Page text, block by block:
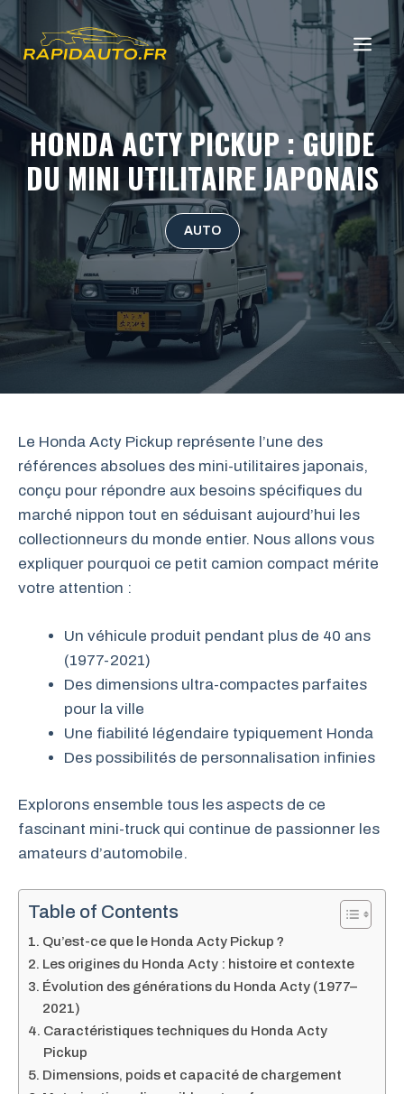
au
contenu
HONDA ACTY PICKUP : GUIDE
DU MINI UTILITAIRE JAPONAIS
AUTO
Le Honda Acty Pickup représente l’une des
références absolues des mini-utilitaires japonais,
conçu pour répondre aux besoins spécifiques du
marché nippon tout en séduisant aujourd’hui les
collectionneurs du monde entier. Nous allons vous
expliquer pourquoi ce petit camion compact mérite
votre attention :
Un véhicule produit pendant plus de 40 ans
(1977-2021)
Des dimensions ultra-compactes parfaites
pour la ville
Une fiabilité légendaire typiquement Honda
Des possibilités de personnalisation infinies
Explorons ensemble tous les aspects de ce
fascinant mini-truck qui continue de passionner les
amateurs d’automobile.
Table of Contents
Qu’est-ce que le Honda Acty Pickup ?
Les origines du Honda Acty : histoire et contexte
Évolution des générations du Honda Acty (1977–
2021)
Caractéristiques techniques du Honda Acty
Pickup
Dimensions, poids et capacité de chargement